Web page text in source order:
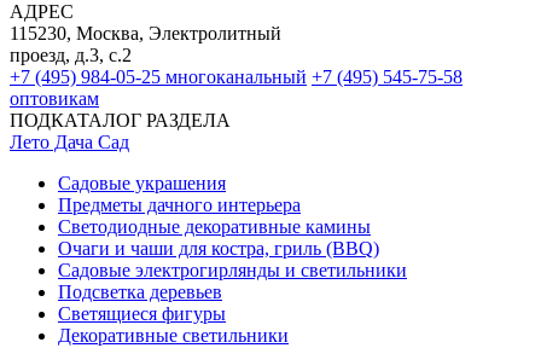
АДРЕС
115230, Москва, Электролитный
проезд, д.3, с.2
+7 (495) 984-05-25 многоканальный +7 (495) 545-75-58
оптовикам
ПОДКАТАЛОГ РАЗДЕЛА
Лето Дача Сад
Садовые украшения
Предметы дачного интерьера
Светодиодные декоративные камины
Очаги и чаши для костра, гриль (BBQ)
Садовые электрогирлянды и светильники
Подсветка деревьев
Светящиеся фигуры
Декоративные светильники